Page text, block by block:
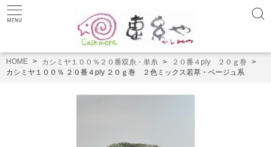
HOME カシミヤ１００％２０番双糸・単糸
２０番４ply ２０ｇ巻
カシミヤ１００％ ２０番４ply ２０ｇ巻 ２色ミックス若草・ベージュ系